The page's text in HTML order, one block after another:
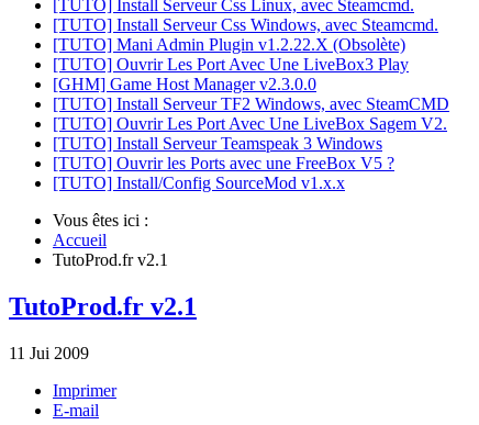
[TUTO] Install Serveur Css Linux, avec Steamcmd.
[TUTO] Install Serveur Css Windows, avec Steamcmd.
[TUTO] Mani Admin Plugin v1.2.22.X (Obsolète)
[TUTO] Ouvrir Les Port Avec Une LiveBox3 Play
[GHM] Game Host Manager v2.3.0.0
[TUTO] Install Serveur TF2 Windows, avec SteamCMD
[TUTO] Ouvrir Les Port Avec Une LiveBox Sagem V2.
[TUTO] Install Serveur Teamspeak 3 Windows
[TUTO] Ouvrir les Ports avec une FreeBox V5 ?
[TUTO] Install/Config SourceMod v1.x.x
Vous êtes ici :
Accueil
TutoProd.fr v2.1
TutoProd.fr v2.1
11 Jui 2009
Imprimer
E-mail